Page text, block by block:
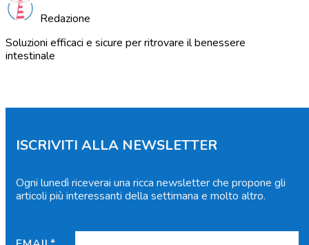
Redazione
Soluzioni efficaci e sicure per ritrovare il benessere
intestinale
ISCRIVITI ALLA NEWSLETTER
Ogni lunedì riceverai una ricca newsletter che propone gli
articoli più interessanti della settimana e molto altro.